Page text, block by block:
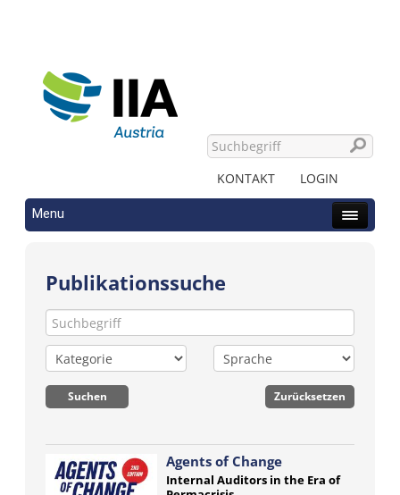
KONTAKT LOGIN
Menu
Publikationssuche
Agents of Change
Internal Auditors in the Era of